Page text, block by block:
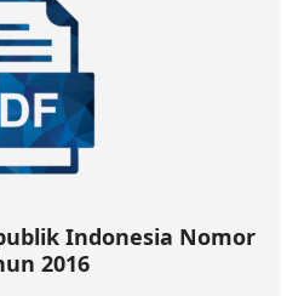
Indonesia Nomor
2016